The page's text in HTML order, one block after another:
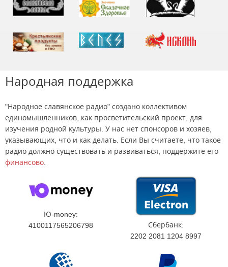
Народная поддержка
"Народное славянское радио" создано коллективом
единомышленников, как просветительский проект, для
изучения родной культуры. У нас нет спонсоров и хозяев,
указывающих, что и как делать. Если Вы считаете, что такое
радио должно существовать и развиваться, поддержите его
финансово.
Ю-money:
4100117565206798
Сбербанк:
2202 2081 1204 8997